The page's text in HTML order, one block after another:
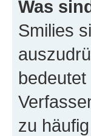
Was
Smilies
zu